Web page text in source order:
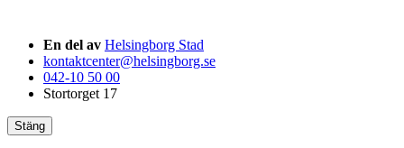
En del av Helsingborg Stad
kontaktcenter@helsingborg.se
042-10 50 00
Stortorget 17
Stäng